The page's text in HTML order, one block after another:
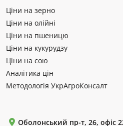
Ціни на зерно
Ціни на олійні
Ціни на пшеницю
Ціни на кукурудзу
Ціни на сою
Аналітика цін
Методологія УкрАгроКонсалт
Оболонський пр-т, 26, офіс